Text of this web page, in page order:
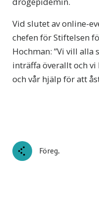
Vid slutet av online-
chefen för Stiftelsen
Hochman: ”Vi vill alla
inträffa överallt och
och vår hjälp för att
Föreg.